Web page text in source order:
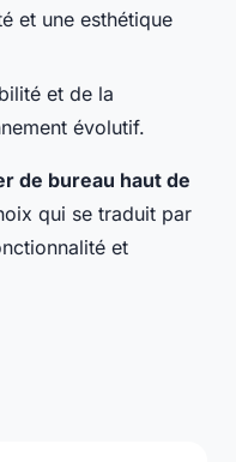
et une esthétique
et de la
évolutif.
de bureau haut de
qui se traduit par
et